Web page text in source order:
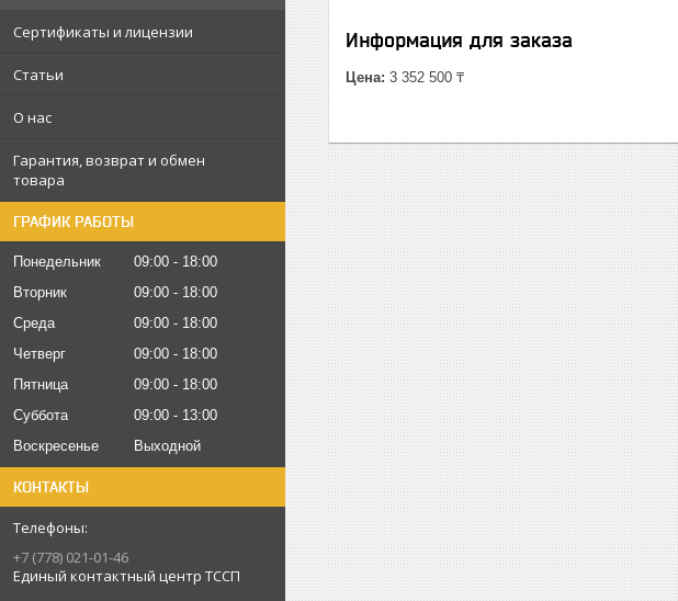
Сертификаты и лицензии
Статьи
О нас
Гарантия, возврат и обмен
товара
ГРАФИК РАБОТЫ
Понедельник 09:00
18:00
Вторник
09:00
18:00
Среда
09:00
18:00
Четверг
09:00
18:00
Пятница
09:00
18:00
Суббота
09:00
13:00
Воскресенье
Выходной
КОНТАКТЫ
+7 (778) 021-01-46
Единый контактный центр ТССП
Информация для заказа
Цена: 3 352 500 ₸